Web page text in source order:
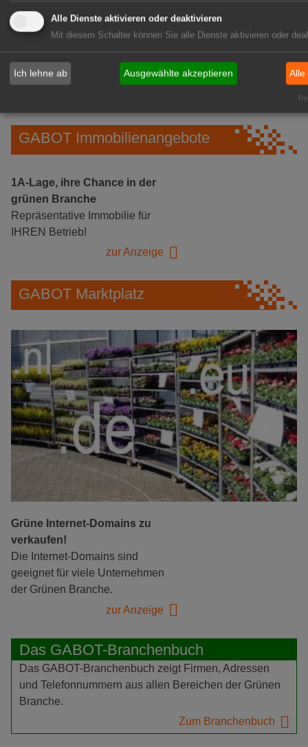
Gärtnerei Hanns
Logistikhalle
Herongen
GABOT Immobilienangebote
1A-Lage, ihre Chance in der
grünen Branche
Repräsentative Immobilie für
IHREN Betrieb!
zur Anzeige
GABOT Marktplatz
Grüne Internet-Domains zu
verkaufen!
Die Internet-Domains sind
geeignet für viele Unternehmen
der Grünen Branche.
zur Anzeige
Das GABOT-Branchenbuch
Das GABOT-Branchenbuch zeigt Firmen, Adressen
und Telefonnummern aus allen Bereichen der Grünen
Branche.
Zum Branchenbuch
Alle Dienste aktivieren oder deaktivieren
Mit diesem Schalter können Sie alle Dienste aktivieren oder
Ich lehne ab Ausgewählte akzeptieren Alle